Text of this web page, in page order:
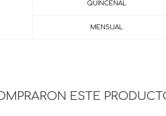
QUINCENAL
MENSUAL
ESTE